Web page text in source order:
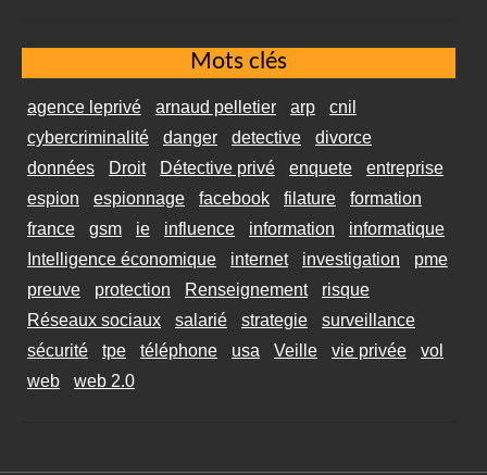
Mots clés
agence leprivé arnaud pelletier arp
cnil
cybercriminalité
danger detective
divorce
données
Droit Détective privé enquete
entreprise
espion
espionnage facebook filature
formation
france
gsm ie influence information
informatique
Intelligence économique
internet investigation
pme
preuve
protection Renseignement
risque
Réseaux sociaux
salarié strategie
surveillance
sécurité
tpe téléphone usa Veille vie privée
vol
web
web 2.0